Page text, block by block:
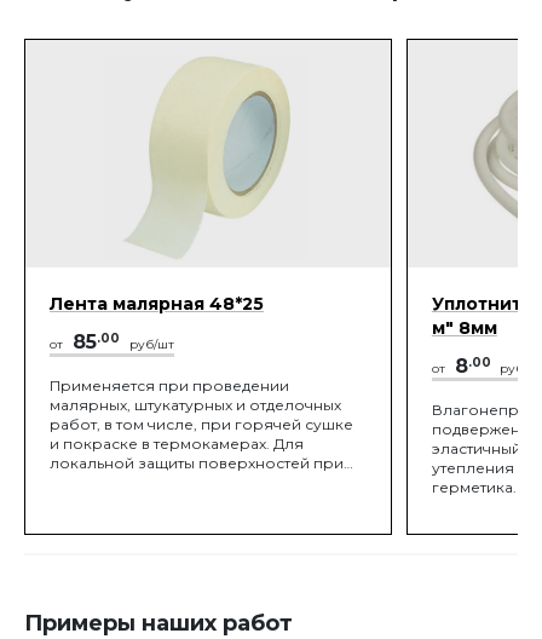
Лента малярная 48*25
от 85.00 руб/шт
Применяется при проведении
малярных, штукатурных и отделочных
работ, в том числе, при горячей сушке
и покраске в термокамерах. Для
локальной защиты поверхностей при
После снятия не оставляет следов на
м" 8мм
от 8.00 руб/
эластичный
утепления
герметика.
Примеры наших работ